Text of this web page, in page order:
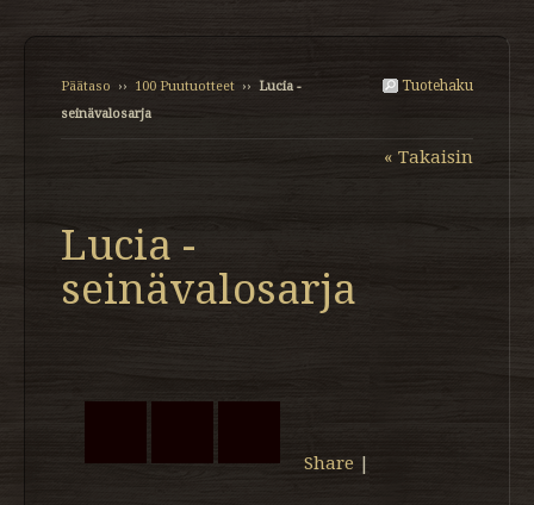
Tuotehaku
Päätaso ›› 100 Puutuotteet ›› Lucia -
seinävalosarja
« Takaisin
Lucia -
seinävalosarja
Share |